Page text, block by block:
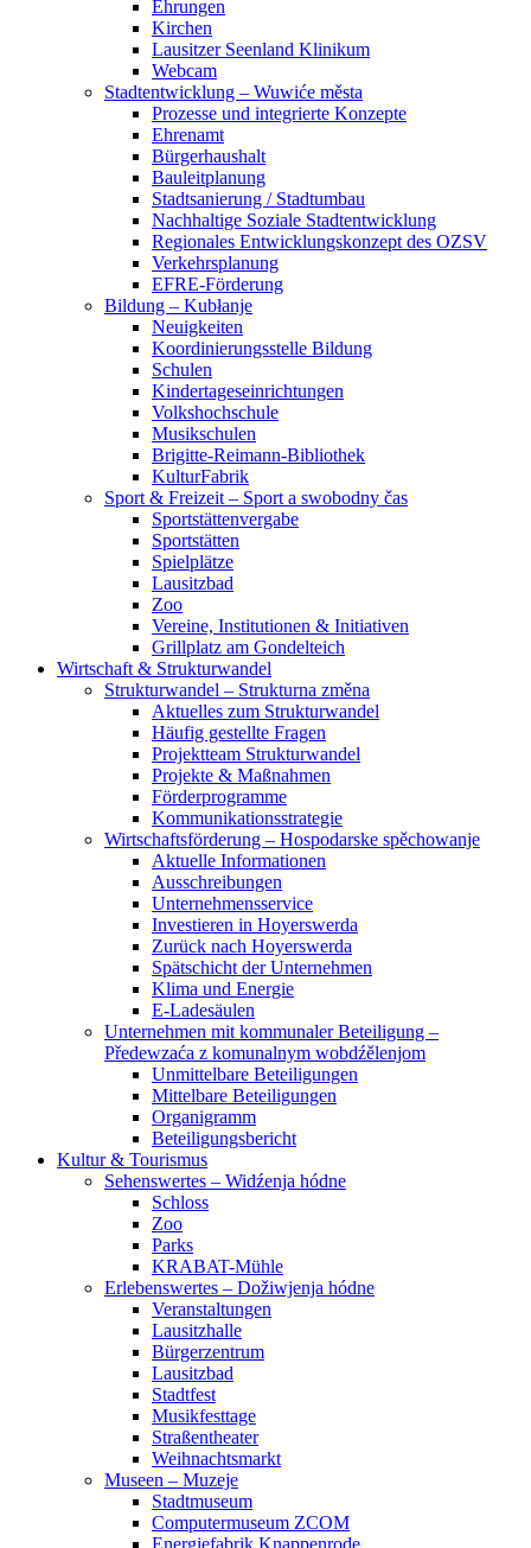
Ehrungen
Kirchen
Lausitzer Seenland Klinikum
Webcam
Stadtentwicklung – Wuwiće města
Prozesse und integrierte Konzepte
Ehrenamt
Bürgerhaushalt
Bauleitplanung
Stadtsanierung / Stadtumbau
Nachhaltige Soziale Stadtentwicklung
Regionales Entwicklungskonzept des OZSV
Verkehrsplanung
EFRE-Förderung
Bildung – Kubłanje
Neuigkeiten
Koordinierungsstelle Bildung
Schulen
Kindertageseinrichtungen
Volkshochschule
Musikschulen
Brigitte-Reimann-Bibliothek
KulturFabrik
Sport & Freizeit – Sport a swobodny čas
Sportstättenvergabe
Sportstätten
Spielplätze
Lausitzbad
Zoo
Vereine, Institutionen & Initiativen
Grillplatz am Gondelteich
Wirtschaft & Strukturwandel
Strukturwandel – Strukturna změna
Aktuelles zum Strukturwandel
Häufig gestellte Fragen
Projektteam Strukturwandel
Projekte & Maßnahmen
Förderprogramme
Kommunikationsstrategie
Wirtschaftsförderung – Hospodarske spěchowanje
Aktuelle Informationen
Ausschreibungen
Unternehmensservice
Investieren in Hoyerswerda
Zurück nach Hoyerswerda
Spätschicht der Unternehmen
Klima und Energie
E-Ladesäulen
Unternehmen mit kommunaler Beteiligung –
Předewzaća z komunalnym wobdźělenjom
Unmittelbare Beteiligungen
Mittelbare Beteiligungen
Organigramm
Beteiligungsbericht
Kultur & Tourismus
Sehenswertes – Widźenja hódne
Schloss
Zoo
Parks
KRABAT-Mühle
Erlebenswertes – Dožiwjenja hódne
Veranstaltungen
Lausitzhalle
Bürgerzentrum
Lausitzbad
Stadtfest
Musikfesttage
Straßentheater
Weihnachtsmarkt
Museen – Muzeje
Stadtmuseum
Computermuseum ZCOM